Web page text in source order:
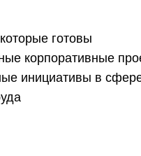
готовы
корпоративные
инициативы в